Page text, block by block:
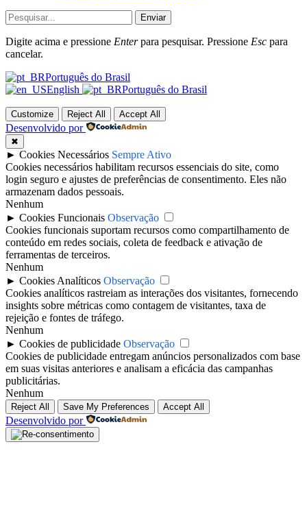
Enviar
Digite acima e pressione Enterpara pesquisar. Pressione Esc para
cancelar.
Português do Brasil
English
Português do Brasil
Customize Reject All Accept All
Desenvolvido por
✖
► Cookies Necessários Sempre Ativo
Cookies necessários habilitam recursos essenciais do site, como
login seguro e ajustes de preferências de consentimento. Eles não
armazenam dados pessoais.
Nenhum
► Cookies Funcionais Observação
Cookies funcionais suportam recursos como compartilhamento de
conteúdo em redes sociais, coleta de feedback e ativação de
ferramentas de terceiros.
Nenhum
► Cookies Analíticos Observação
Cookies analíticos rastreiam as interações dos visitantes, fornecendo
insights sobre métricas como contagem de visitantes, taxa de
rejeição e fontes de tráfego.
Nenhum
► Cookies de publicidade Observação
Cookies de publicidade entregam anúncios personalizados com base
em suas visitas anteriores e analisam a eficácia das campanhas
publicitárias.
Nenhum
Reject All Save My Preferences Accept All
Desenvolvido por